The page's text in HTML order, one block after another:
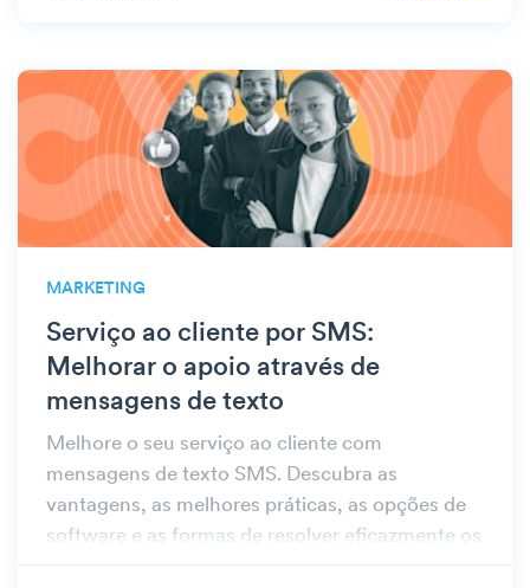
MARKETING
Serviço ao cliente por SMS:
Melhorar o apoio através de
mensagens de texto
Melhore o seu serviço ao cliente com
mensagens de texto SMS. Descubra as
vantagens, as melhores práticas, as opções de
software e as formas de resolver eficazmente os
problemas dos clientes através de texto.